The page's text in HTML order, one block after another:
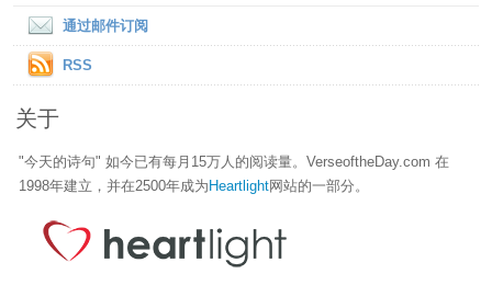
通过邮件订阅
RSS
关于
"今天的诗句" 如今已有每月15万人的阅读量。VerseoftheDay.com 在
1998年建立，并在2500年成为 Heartlight网站的一部分。